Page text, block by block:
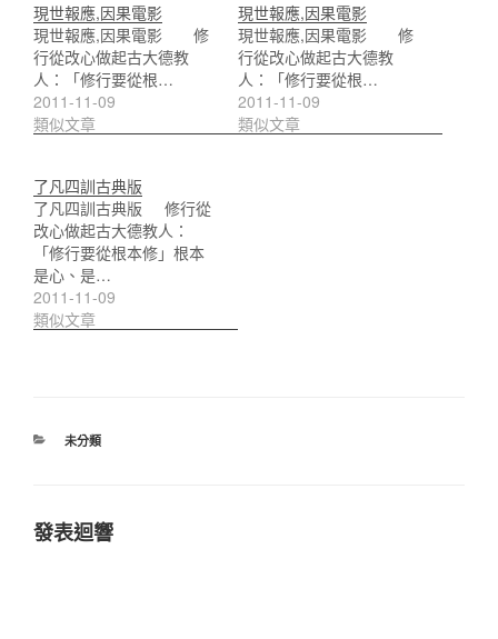
現世報應,因果電影
現世報應,因果電影 修
行從改心做起古大德教
人：「修行要從根…
2011-11-09
類似文章
現世報應,因果電影
現世報應,因果電影 修
行從改心做起古大德教
人：「修行要從根…
2011-11-09
類似文章
了凡四訓古典版
了凡四訓古典版 修行從
改心做起古大德教人：
「修行要從根本修」根本
是心、是…
2011-11-09
類似文章
分
未分類
發表迴響